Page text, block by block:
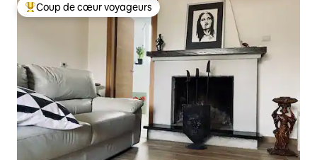
Coups de cœur voyageurs les plus appréciés
Coup de cœur voyageurs